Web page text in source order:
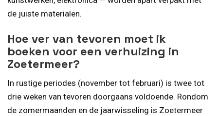
de juiste materialen.
Hoe ver van tevoren moet ik
boeken voor een verhuizing in
Zoetermeer?
In rustige periodes (november tot februari) is twee tot
drie weken van tevoren doorgaans voldoende. Rondom
de zomermaanden en de jaarwisseling is Zoetermeer